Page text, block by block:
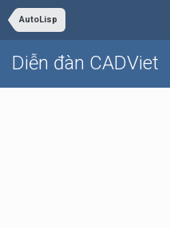
AutoLisp
Diễn đàn CADViet